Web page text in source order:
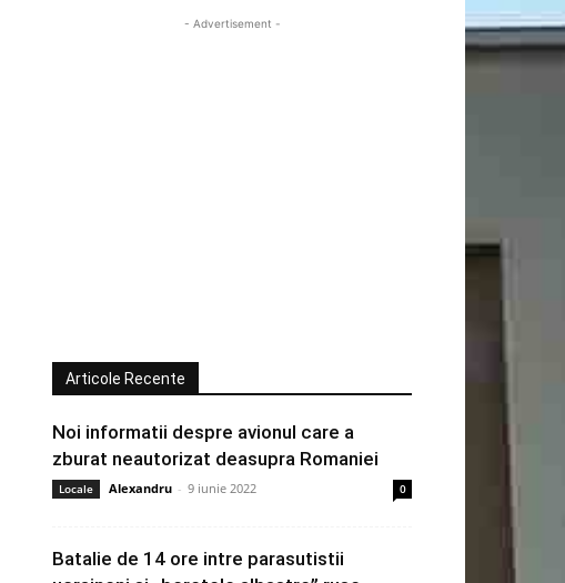
- Advertisement -
Articole Recente
Noi informatii despre avionul care a
zburat neautorizat deasupra Romaniei
Locale Alexandru - 9 iunie 2022 0
Batalie de 14 ore intre parasutistii